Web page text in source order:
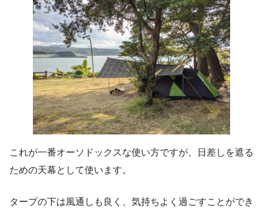
これが一番オーソドックスな使い方ですが、日差しを遮る
ための天幕として使います。
タープの下は風通しも良く、気持ちよく過ごすことができ